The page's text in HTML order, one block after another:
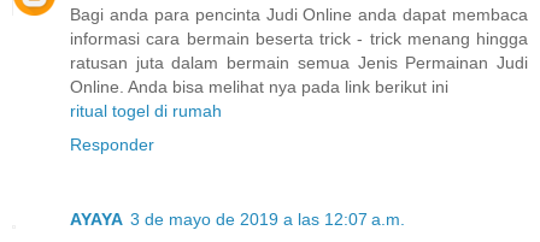
Bagi anda para pencinta Judi Online anda dapat membaca
informasi cara bermain beserta trick - trick menang hingga
ratusan juta dalam bermain semua Jenis Permainan Judi
Online. Anda bisa melihat nya pada link berikut ini
ritual togel di rumah
Responder
AYAYA 3 de mayo de 2019 a las 12:07 a.m.